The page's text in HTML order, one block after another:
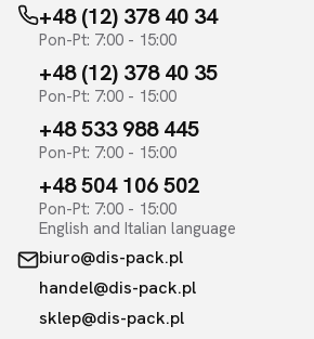
+48 (12) 378 40 34
Pon-Pt: 7:00 - 15:00
+48 (12) 378 40 35
Pon-Pt: 7:00 - 15:00
+48 533 988 445
Pon-Pt: 7:00 - 15:00
+48 504 106 502
Pon-Pt: 7:00 - 15:00
English and Italian language
biuro@dis-pack.pl
handel@dis-pack.pl
sklep@dis-pack.pl